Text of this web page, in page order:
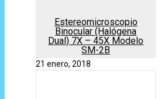
Estereomicroscopio
Binocular (Halógena
Dual) 7X – 45X Modelo
SM-2B
21 enero, 2018